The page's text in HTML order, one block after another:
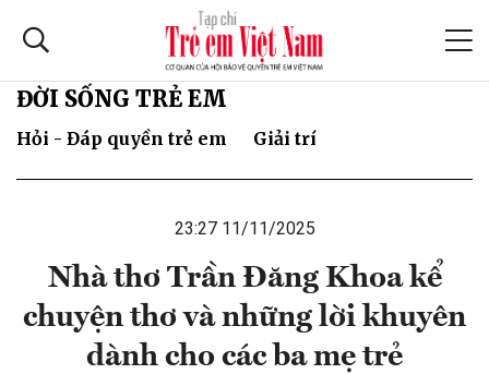
ĐỜI SỐNG TRẺ EM
Hỏi - Đáp quyền trẻ em Giải trí
23:27 11/11/2025
Nhà thơ Trần Đăng Khoa kể
chuyện thơ và những lời khuyên
dành cho các ba mẹ trẻ